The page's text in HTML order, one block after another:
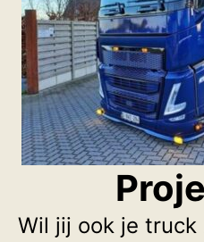
Wil jij ook je